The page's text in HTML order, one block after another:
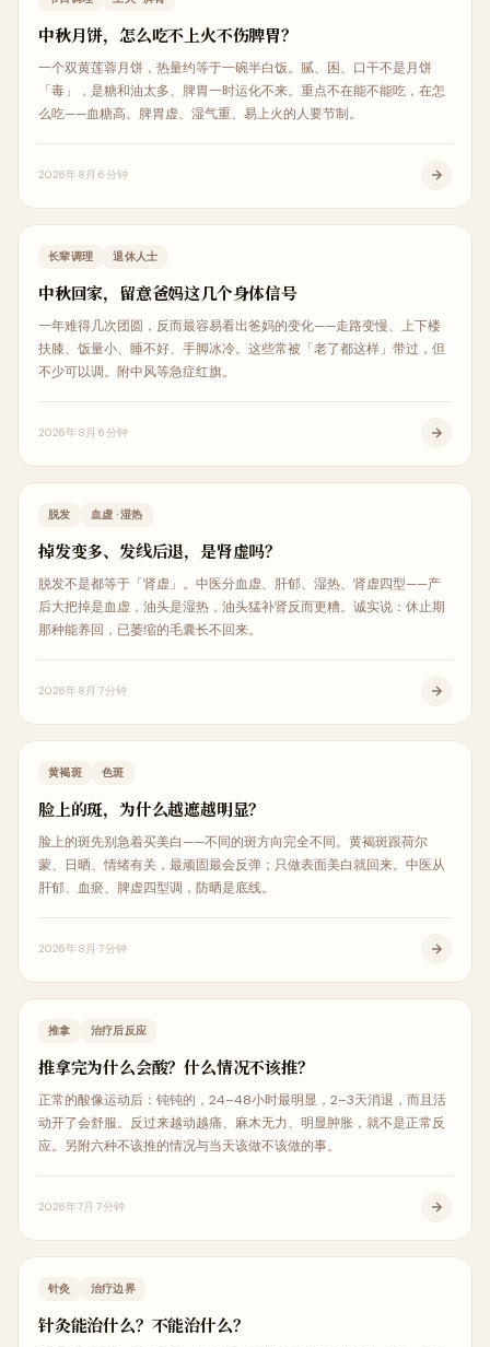
中秋月饼，怎么吃不上火不伤脾胃？
一个双黄莲蓉月饼，热量约等于一碗半白饭。腻、困、口干不是月饼
「毒」，是糖和油太多、脾胃一时运化不来。重点不在能不能吃，在怎
么吃——血糖高、脾胃虚、湿气重、易上火的人要节制。
2026年8月6分钟
生活调理
长辈调理 退休人士
中秋回家，留意爸妈这几个身体信号
一年难得几次团圆，反而最容易看出爸妈的变化——走路变慢、上下楼
扶膝、饭量小、睡不好、手脚冰冷。这些常被「老了都这样」带过，但
不少可以调。附中风等急症红旗。
2026年8月6分钟
皮肤美容
脱发 血虚 · 湿热
掉发变多、发线后退，是肾虚吗？
脱发不是都等于「肾虚」。中医分血虚、肝郁、湿热、肾虚四型——产
后大把掉是血虚，油头是湿热，油头猛补肾反而更糟。诚实说：休止期
那种能养回，已萎缩的毛囊长不回来。
2026年8月7分钟
皮肤美容
黄褐斑 色斑
脸上的斑，为什么越遮越明显？
脸上的斑先别急着买美白——不同的斑方向完全不同。黄褐斑跟荷尔
蒙、日晒、情绪有关，最顽固最会反弹；只做表面美白就回来。中医从
肝郁、血瘀、脾虚四型调，防晒是底线。
2026年8月7分钟
中医治疗
推拿 治疗后反应
推拿完为什么会酸？什么情况不该推？
正常的酸像运动后：钝钝的，24–48小时最明显，2–3天消退，而且活
动开了会舒服。反过来越动越痛、麻木无力、明显肿胀，就不是正常反
应。另附六种不该推的情况与当天该做不该做的事。
2026年7月7分钟
中医治疗
针灸 治疗边界
针灸能治什么？不能治什么？